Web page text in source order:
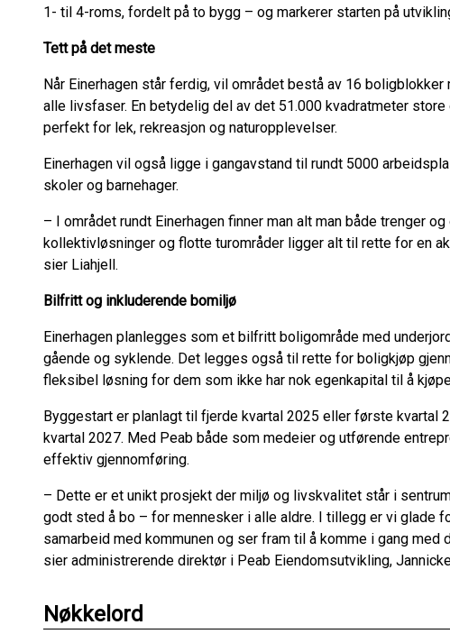
1- til 4-roms, fordelt på to bygg – og markerer starten på
Tett på det meste
Når Einerhagen står ferdig, vil området bestå av 16
alle livsfaser. En betydelig del av det 51.000 kvadratmeter
perfekt for lek, rekreasjon og naturopplevelser.
Einerhagen vil også ligge i gangavstand til rundt 5000
skoler og barnehager.
– I området rundt Einerhagen finner man alt man både trenger
kollektivløsninger og flotte turområder ligger alt til rette for en
sier Liahjell.
Bilfritt og inkluderende bomiljø
Einerhagen planlegges som et bilfritt boligområde med
gående og syklende. Det legges også til rette for boligkjøp
fleksibel løsning for dem som ikke har nok egenkapital til å
Byggestart er planlagt til fjerde kvartal 2025 eller første kvartal
kvartal 2027. Med Peab både som medeier og utførende
effektiv gjennomføring.
– Dette er et unikt prosjekt der miljø og livskvalitet står i
godt sted å bo – for mennesker i alle aldre. I tillegg er vi glade
samarbeid med kommunen og ser fram til å komme i gang med
sier administrerende direktør i Peab Eiendomsutvikling,
Nøkkelord